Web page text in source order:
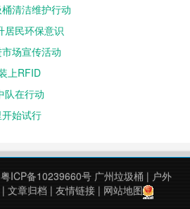
清洁维护行动
居民环保意识
场宣传活动
上RFID
队在行动
始试行
粤ICP备10239660号 广州垃圾桶| 户外
| 文章归档 | 友情链接| 网站地图